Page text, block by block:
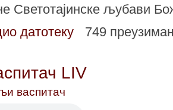
Светотајинске љубави
датотеку
749
LIV
васпитач